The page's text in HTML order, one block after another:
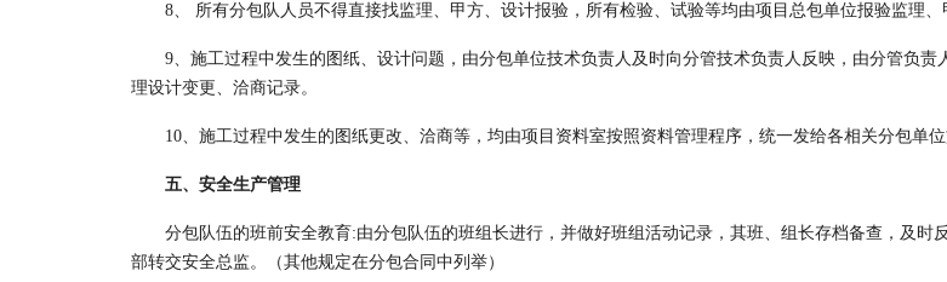
8、 所有分包队人员不得直接找监理、甲方、设计报验，所有检验、试验等均由项目总包单位报验监理、
9、施工过程中发生的图纸、设计问题，由分包单位技术负责人及时向分管技术负责人反映，由分管负责
理设计变更、洽商记录。
10、施工过程中发生的图纸更改、洽商等，均由项目资料室按照资料管理程序，统一发给各相关分包单位
五、安全生产管理
分包队伍的班前安全教育:由分包队伍的班组长进行，并做好班组活动记录，其班、组长存档备查，及时
部转交安全总监。（其他规定在分包合同中列举）